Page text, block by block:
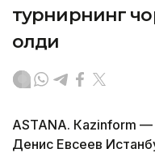
турнирнинг
олди
ASTANА. Кazinform —
Денис Евсеев